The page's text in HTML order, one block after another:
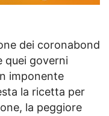
dei coronabond
quei governi
imponente
la ricetta per
la peggiore